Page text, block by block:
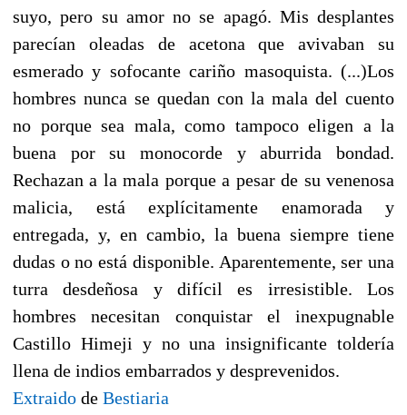
suyo, pero su amor no se apagó. Mis desplantes
parecían oleadas de acetona que avivaban su
esmerado y sofocante cariño masoquista. (...)Los
hombres nunca se quedan con la mala del cuento
no porque sea mala, como tampoco eligen a la
buena por su monocorde y aburrida bondad.
Rechazan a la mala porque a pesar de su venenosa
malicia, está explícitamente enamorada y
entregada, y, en cambio, la buena siempre tiene
dudas o no está disponible. Aparentemente, ser una
turra desdeñosa y difícil es irresistible. Los
hombres necesitan conquistar el inexpugnable
Castillo Himeji y no una insignificante toldería
llena de indios embarrados y desprevenidos.
Extraido de Bestiaria